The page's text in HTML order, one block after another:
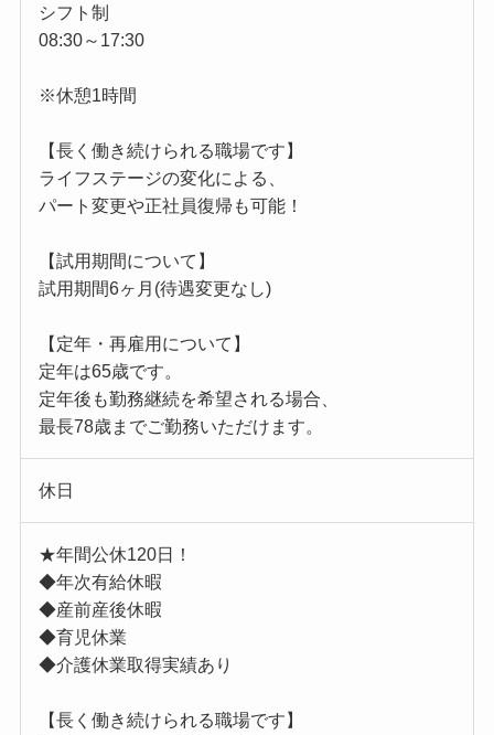
シフト制
08:30～17:30
※休憩1時間
【長く働き続けられる職場です】
ライフステージの変化による、
パート変更や正社員復帰も可能！
【試用期間について】
試用期間6ヶ月(待遇変更なし)
【定年・再雇用について】
定年は65歳です。
定年後も勤務継続を希望される場合、
最長78歳までご勤務いただけます。
休日
★年間公休120日！
◆年次有給休暇
◆産前産後休暇
◆育児休業
◆介護休業取得実績あり
【長く働き続けられる職場です】